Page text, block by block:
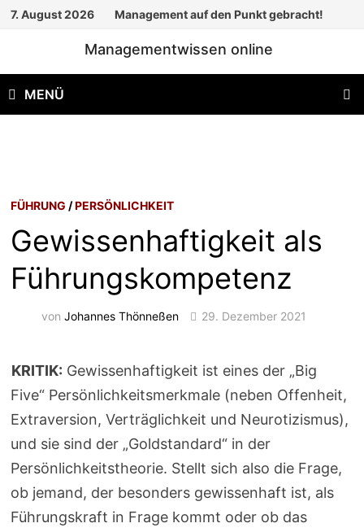
Zum
7. August 2026 Management auf den Punkt gebracht!
Managementwissen online
MENÜ
FÜHRUNG /PERSÖNLICHKEIT
Gewissenhaftigkeit als
Führungskompetenz
vonJohannes Thönneßen 29. Dezember 2021
KRITIK: Gewissenhaftigkeit ist eines der „Big
Five“ Persönlichkeitsmerkmale (neben Offenheit,
Extraversion, Verträglichkeit und Neurotizismus),
und sie sind der „Goldstandard“ in der
Persönlichkeitstheorie. Stellt sich also die Frage,
ob jemand, der besonders gewissenhaft ist, als
Führungskraft in Frage kommt oder ob das